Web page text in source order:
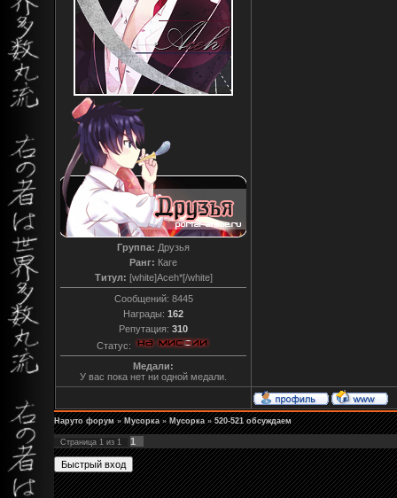
Группа: Друзья
Ранг: Каге
Титул: [white]Aceh*[/white]
Сообщений: 8445
Награды: 162
Репутация: 310
Статус:
Медали:
У вас пока нет ни одной медали.
Наруто форум » Мусорка » Мусорка » 520-521 обсуждаем
Страница 1 из 1 1